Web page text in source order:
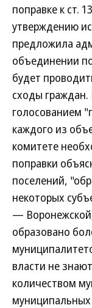
поправке к ст.
утверждению
предложила
объединении
будет
сходы
голосованием
каждого из
комитете
поправки
поселений,
некоторых
—
образовано
власти не
количеством